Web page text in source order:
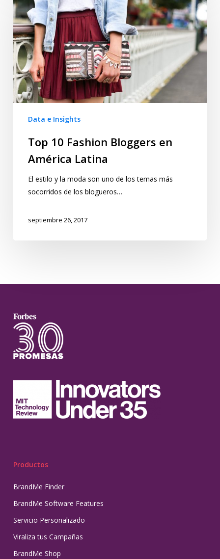
Data e Insights
Top 10 Fashion Bloggers en
América Latina
El estilo y la moda son uno de los temas más
socorridos de los blogueros…
septiembre 26, 2017
Productos
BrandMe Finder
BrandMe Software Features
Servicio Personalizado
Viraliza tus Campañas
BrandMe Shop